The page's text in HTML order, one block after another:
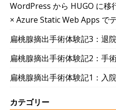
WordPress から HUGO に
× Azure Static Web Apps で
扁桃腺摘出手術体験記3：退
扁桃腺摘出手術体験記2：手
扁桃腺摘出手術体験記1：入
カテゴリー